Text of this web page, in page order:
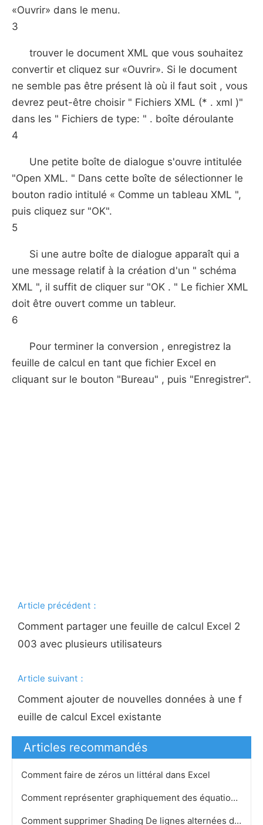
«Ouvrir» dans le menu.
3
trouver le document XML que vous souhaitez
convertir et cliquez sur «Ouvrir». Si le document
ne semble pas être présent là où il faut soit , vous
devrez peut-être choisir " Fichiers XML (* . xml )"
dans les " Fichiers de type: " . boîte déroulante
4
Une petite boîte de dialogue s'ouvre intitulée
"Open XML. " Dans cette boîte de sélectionner le
bouton radio intitulé « Comme un tableau XML ",
puis cliquez sur "OK".
5
Si une autre boîte de dialogue apparaît qui a
une message relatif à la création d'un " schéma
XML ", il suffit de cliquer sur "OK ​​. " Le fichier XML
doit être ouvert comme un tableur.
6
Pour terminer la conversion , enregistrez la
feuille de calcul en tant que fichier Excel en
cliquant sur le bouton "Bureau" , puis "Enregistrer".
Article précédent：
Comment partager une feuille de calcul Excel 2
003 avec plusieurs utilisateurs
Article suivant：
Comment ajouter de nouvelles données à une f
euille de calcul Excel existante
Articles recommandés
Comment faire de zéros un littéral dans Excel
Comment représenter graphiquement des équations linéaires dans Excel 2007
Comment supprimer Shading De lignes alternées dans Excel 2003